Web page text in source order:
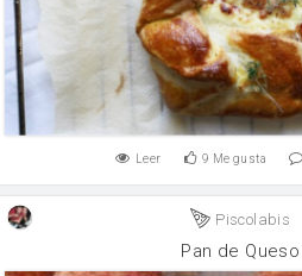
Leer 9 Me gusta
Piscolabis
Pan de Queso